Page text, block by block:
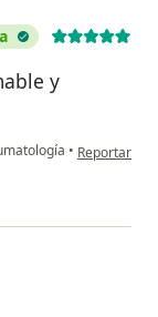
y
• en opinión
Reportar